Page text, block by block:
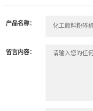
产品名称：
留言内容：